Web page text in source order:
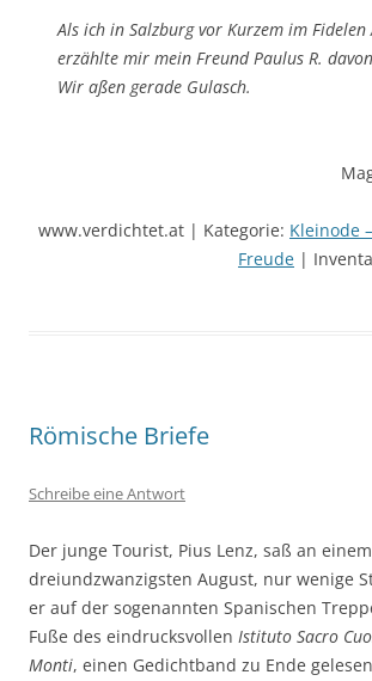
Als ich in Salzburg vor Kurzem im Fidelen
erzählte mir mein Freund Paulus R.
Wir aßen gerade Gulasch.
www.verdichtet.at | Kategorie: Kleinode
Freude |
Römische Briefe
Schreibe eine Antwort
Der junge Tourist, Pius Lenz, saß an einem
dreiundzwanzigsten August, nur wenige
er auf der sogenannten Spanischen
Fuße des eindrucksvollen Istituto Sacro
Monti, einen Gedichtband zu Ende